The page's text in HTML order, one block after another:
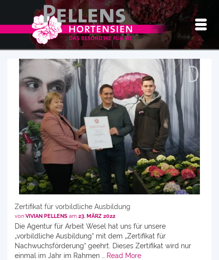
Zertifikat für vorbildliche Ausbildung
von VIVIAN PELLENS am 23. MÄRZ 2022
Die Agentur für Arbeit Wesel hat uns für unsere
„vorbildliche Ausbildung“ mit dem „Zertifikat für
Nachwuchsförderung“ geehrt. Dieses Zertifikat wird nur
einmal im Jahr im Rahmen …
Read More